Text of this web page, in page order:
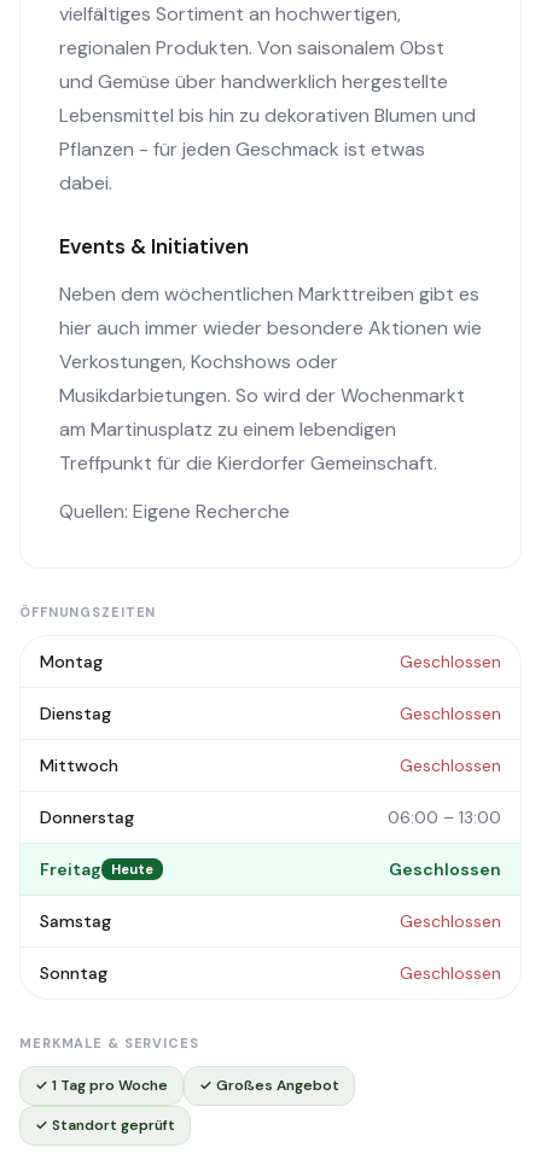
vielfältiges Sortiment an hochwertigen,
regionalen Produkten. Von saisonalem Obst
und Gemüse über handwerklich hergestellte
Lebensmittel bis hin zu dekorativen Blumen und
Pflanzen - für jeden Geschmack ist etwas
dabei.
Events & Initiativen
Neben dem wöchentlichen Markttreiben gibt es
hier auch immer wieder besondere Aktionen wie
Verkostungen, Kochshows oder
Musikdarbietungen. So wird der Wochenmarkt
am Martinusplatz zu einem lebendigen
Treffpunkt für die Kierdorfer Gemeinschaft.
Quellen: Eigene Recherche
ÖFFNUNGSZEITEN
Montag Geschlossen
Dienstag Geschlossen
Mittwoch Geschlossen
Donnerstag 06:00 – 13:00
Freitag Heute Geschlossen
Samstag Geschlossen
Sonntag Geschlossen
MERKMALE & SERVICES
✓ 1 Tag pro Woche ✓ Großes Angebot
✓ Standort geprüft